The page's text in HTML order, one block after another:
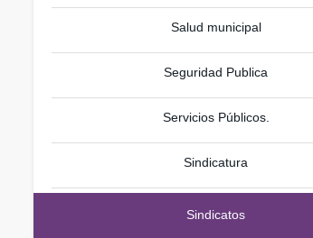
Salud municipal
Seguridad Publica
Servicios Públicos.
Sindicatura
Sindicatos